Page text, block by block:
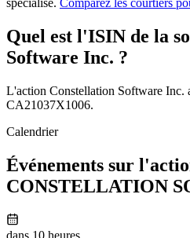
spécialisé. Comparez les courtiers
Quel est l'ISIN de la
Software Inc. ?
L'action Constellation Software Inc.
CA21037X1006.
Calendrier
Événements sur
CONSTELLATION
dans 10 heures